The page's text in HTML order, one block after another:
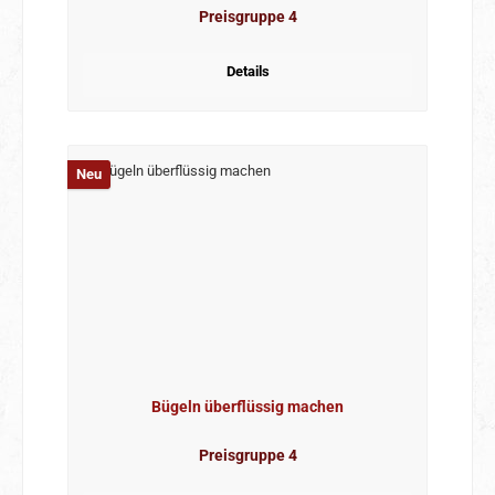
Preisgruppe 4
Details
Neu
Bügeln überflüssig machen
Preisgruppe 4